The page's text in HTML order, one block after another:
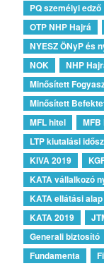
PQ személyi edző
OTP NHP Hajrá
NYESZ ÖNyP és
NOK
NHP
Minősített
Minősített
MFL hitel
LTP kiutalási
KIVA 2019
KATA vállalkozó
KATA ellátási alap
KATA 2019
Generali biztosító
Fundamenta